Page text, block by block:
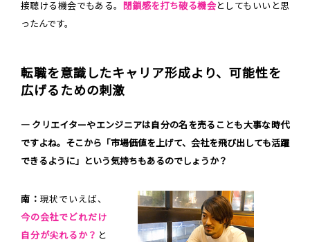
接聴ける機会でもある。
閉鎖感を打ち破る機会としてもいいと思
ったんです。
転職を意識したキャリア形成より、可能性を
広げるための刺激
― クリエイターやエンジニアは自分の名を売ることも大事な時代
ですよね。そこから「市場価値を上げて、会社を飛び出しても活躍
できるように」という気持ちもあるのでしょうか？
南： 現状でいえば、
今の会社でどれだけ
自分が尖れるか？ と